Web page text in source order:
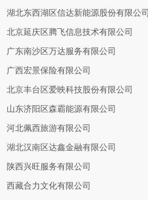
湖北东西湖区信达新能源股份有限公司
北京延庆区腾飞信息技术有限公司
广东南沙区万达服务有限公司
广西宏景保险有限公司
北京丰台区爱映科技股份有限公司
山东济阳区森霸能源有限公司
河北佩西旅游有限公司
湖北汉南区达鑫金融有限公司
陕西兴旺服务有限公司
西藏合力文化有限公司